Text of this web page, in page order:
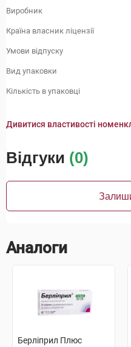
Виробник
Країна власник ліцензії
Умови відпуску
Вид упаковки
Кількість в упаковці
Дивитися властивості
Відгуки (0)
Аналоги
Берліприл Плюс